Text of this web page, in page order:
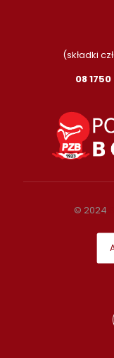
(składki
08
© 2024